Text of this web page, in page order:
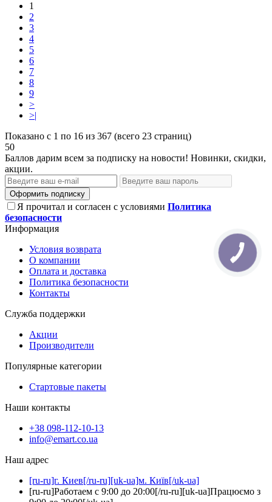
1
2
3
4
5
6
7
8
9
>
>|
Показано с 1 по 16 из 367 (всего 23 страниц)
50
Баллов дарим всем за подписку на новости! Новинки, скидки,
акции.
Оформить подписку
Я прочитал и согласен с условиями Политика
безопасности
Информация
Условия возврата
О компании
Оплата и доставка
Политика безопасности
Контакты
Служба поддержки
Акции
Производители
Популярные категории
Стартовые пакеты
Наши контакты
+38 098-112-10-13
info@emart.co.ua
Наш адрес
[ru-ru]г. Киев[/ru-ru][uk-ua]м. Київ[/uk-ua]
[ru-ru]Работаем с 9:00 до 20:00[/ru-ru][uk-ua]Працюємо з